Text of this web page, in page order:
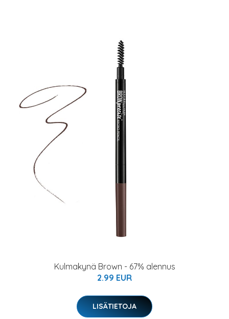
Kulmakynä Brown - 67% alennus
2.99 EUR
LISÄTIETOJA